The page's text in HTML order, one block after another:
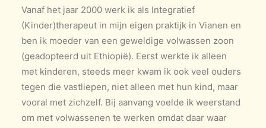
Vanaf het jaar 2000 werk ik als Integratief
(Kinder)therapeut in mijn eigen praktijk in Vianen en
ben ik moeder van een geweldige volwassen zoon
(geadopteerd uit Ethiopië). Eerst werkte ik alleen
met kinderen, steeds meer kwam ik ook veel ouders
tegen die vastliepen, niet alleen met hun kind, maar
vooral met zichzelf. Bij aanvang voelde ik weerstand
om met volwassenen te werken omdat daar waar